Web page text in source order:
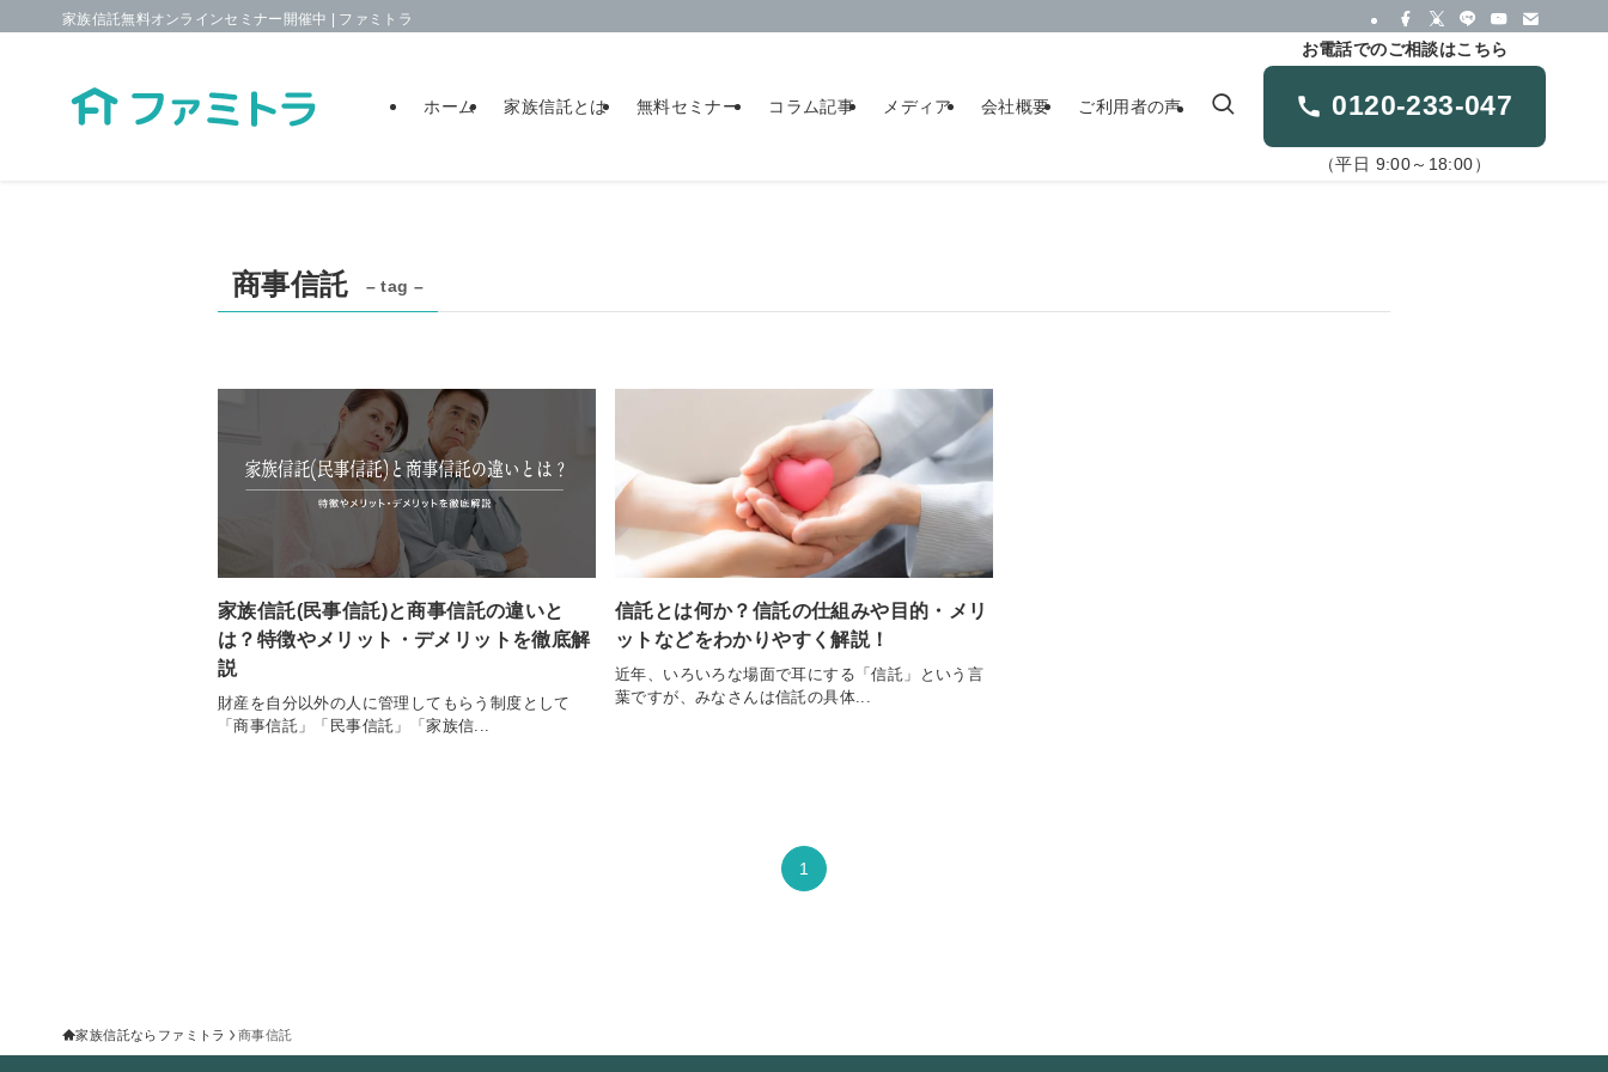
家族信託無料オンラインセミナー開催中 | ファミトラ
ホーム 家族信託とは 無料セミナー コラム記事 メディア 会社概要 ご利用者の声
お電話でのご相談はこちら
0120-233-047
（平日 9:00～18:00）
商事信託 – tag –
家族信託(民事信託)と商事信託の違いと
は？特徴やメリット・デメリットを徹底解
説
財産を自分以外の人に管理してもらう制度として
「商事信託」「民事信託」「家族信...
信託とは何か？信託の仕組みや目的・メリ
ットなどをわかりやすく解説！
近年、いろいろな場面で耳にする「信託」という言
葉ですが、みなさんは信託の具体...
1
家族信託ならファミトラ 商事信託